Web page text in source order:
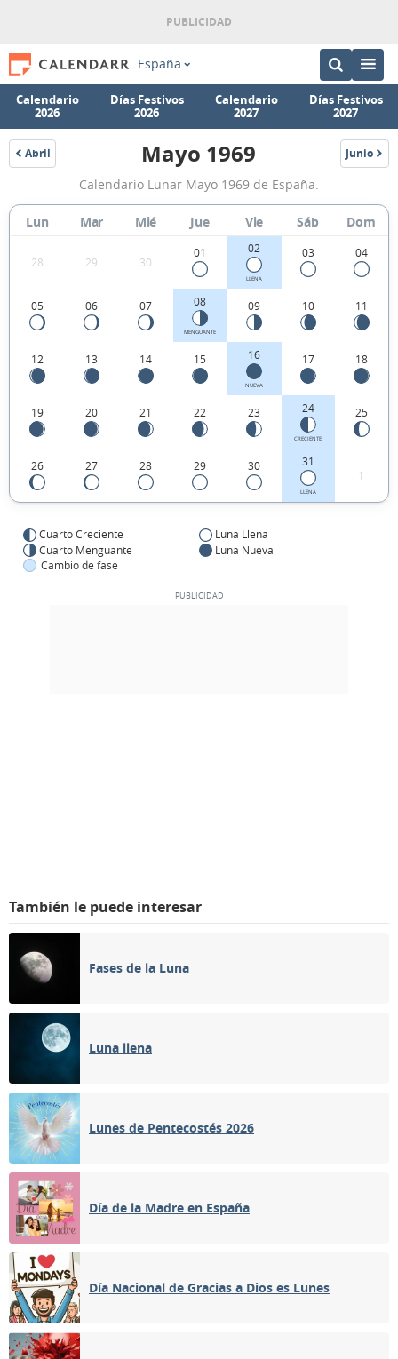
España
Calendario
2026
Días Festivos
2026
Calendario
2027
Días Festivos
2027
Abril
1969
Calendario
Lunar
Mayo
1969
de
España.
Mayo 1969 Junio
1969
Calendario Lunar Mayo 1969 de España.
Lun Mar Mié Jue Vie Sáb Dom
28 29 30
01 02
LLENA
03 04
05 06 07 08
MENGUANTE
09 10 11
12 13 14 15 16
NUEVA
17 18
19 20 21 22 23 24
CRECIENTE
25
26 27 28 29 30 31
LLENA
1
Cuarto Creciente
Luna Llena
Cuarto Menguante
Luna Nueva
Cambio de fase
También le puede interesar
Fases de la Luna
Luna llena
Lunes de Pentecostés 2026
Día de la Madre en España
Día Nacional de Gracias a Dios es Lunes